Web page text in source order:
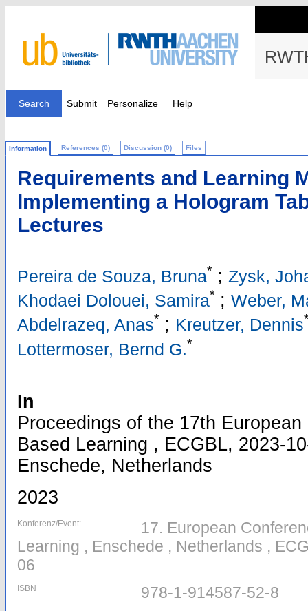
Search Submit Personalize Help
Information References (0) Discussion (0) Files
Requirements and Learning
Implementing a Hologram
Lectures
Pereira de Souza, Bruna* ; Zysk,
Khodaei Dolouei, Samira* ; Weber,
Abdelrazeq, Anas* ; Kreutzer, Dennis*
Lottermoser, Bernd G.*
In
Proceedings of the 17th
Based Learning , ECGBL, 2023-
Enschede, Netherlands
2023
Konferenz/Event:
17. European
Learning , Enschede , Netherlands ,
06
ISBN 978-1-914587-52-8